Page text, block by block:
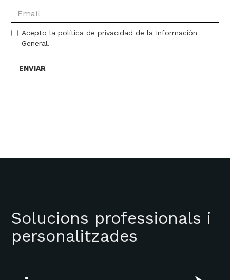
Acepto la política de privacidad de la Información
General.
Solucions professionals i
personalitzades